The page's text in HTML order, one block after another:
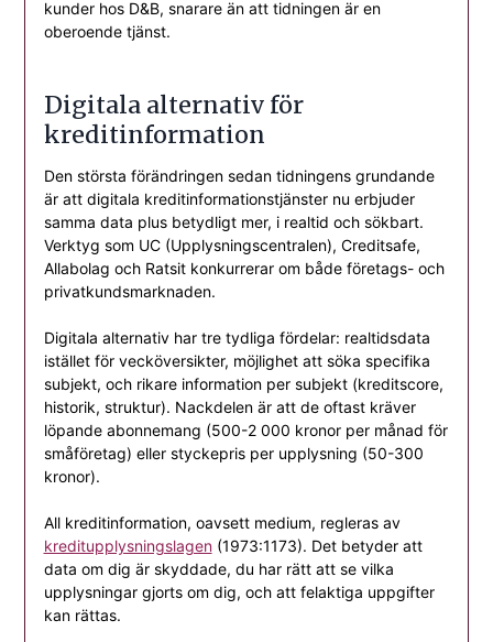
kunder hos D&B, snarare än att tidningen är en
oberoende tjänst.
Digitala alternativ för
kreditinformation
Den största förändringen sedan tidningens grundande
är att digitala kreditinformationstjänster nu erbjuder
samma data plus betydligt mer, i realtid och sökbart.
Verktyg som UC (Upplysningscentralen), Creditsafe,
Allabolag och Ratsit konkurrerar om både företags- och
privatkundsmarknaden.
Digitala alternativ har tre tydliga fördelar: realtidsdata
istället för vecköversikter, möjlighet att söka specifika
subjekt, och rikare information per subjekt (kreditscore,
historik, struktur). Nackdelen är att de oftast kräver
löpande abonnemang (500-2 000 kronor per månad för
småföretag) eller styckepris per upplysning (50-300
kronor).
All kreditinformation, oavsett medium, regleras av
kreditupplysningslagen(1973:1173). Det betyder att
data om dig är skyddade, du har rätt att se vilka
upplysningar gjorts om dig, och att felaktiga uppgifter
kan rättas.